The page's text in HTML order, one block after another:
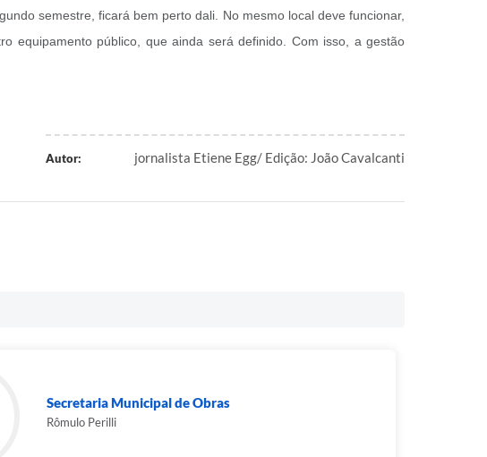
semestre, ficará bem perto dali. No mesmo local deve funcionar,
equipamento público, que ainda será definido. Com isso, a gestão
Autor: jornalista Etiene Egg/ Edição: João Cavalcanti
Secretaria Municipal de Obras
Rômulo Perilli